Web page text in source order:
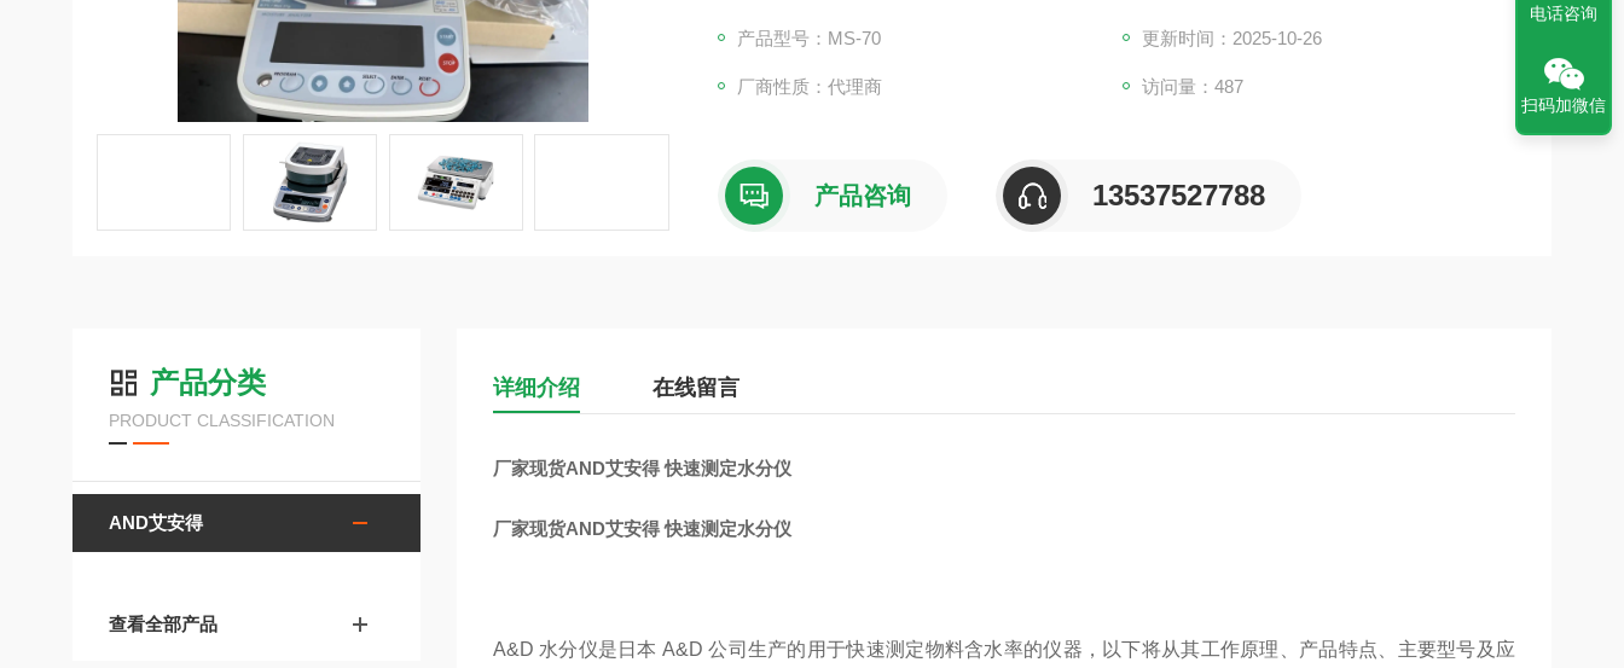
产品型号：MS-70
更新时间：2025-10-26
厂商性质：代理商 访问量：487
产品咨询 13537527788
产品分类
PRODUCT CLASSIFICATION
AND艾安得
查看全部产品
详细介绍 在线留言
厂家现货AND艾安得 快速测定水分仪
厂家现货AND艾安得 快速测定水分仪
A&D 水分仪是日本 A&D 公司生产的用于快速测定物料含水率的仪器，以下将从其工作原理、产品特点、主要型号及应
电话咨询
扫码加微信